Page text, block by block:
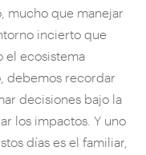
mucho que manejar
incierto que
el ecosistema
debemos recordar
decisiones bajo la
los impactos. Y uno
días es el familiar,